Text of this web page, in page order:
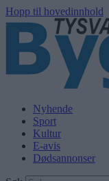
Hopp til hovedinnhold
Nyhende
Sport
Kultur
E-avis
Dødsannonser